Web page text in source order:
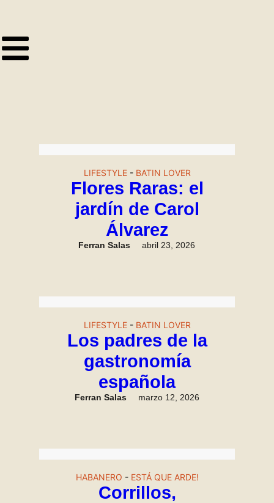
LIFESTYLE- BATIN LOVER
Flores Raras: el
jardín de Carol
Álvarez
Ferran Salas abril 23, 2026
LIFESTYLE- BATIN LOVER
Los padres de la
gastronomía
española
Ferran Salas marzo 12, 2026
HABANERO - ESTÁ QUE ARDE!
Corrillos,